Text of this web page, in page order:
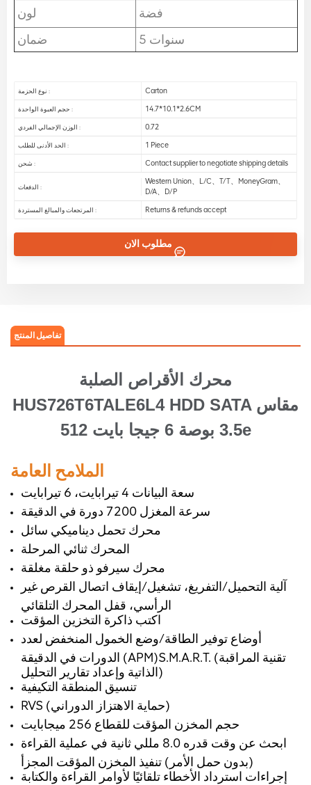
لون فضة
ضمان 5 سنوات
نوع الحزمة : Carton
حجم العبوة الواحدة : 14.7*10.1*2.6CM
الوزن الإجمالي الفردي : 0.72
الحد الأدنى للطلب : 1 Piece
شحن : Contact supplier to negotiate shipping details
الدفعات :
Western Union、L/C、T/T、MoneyGram、
D/A、D/P
المرتجعات والمبالغ المستردة : Returns & refunds accept
مطلوب الان
تفاصيل المنتج
محرك الأقراص الصلبة
HUS726T6TALE6L4 HDD SATA مقاس
3.5 بوصة 6 جيجا بايت 512e
الملامح العامة
سعة البيانات 4 تيرابايت، 6 تيرابايت
سرعة المغزل 7200 دورة في الدقيقة
محرك تحمل ديناميكي سائل
المحرك ثنائي المرحلة
محرك سيرفو ذو حلقة مغلقة
آلية التحميل/التفريغ، تشغيل/إيقاف اتصال القرص غير
الرأسي، قفل المحرك التلقائي
اكتب ذاكرة التخزين المؤقت
أوضاع توفير الطاقة/وضع الخمول المنخفض لعدد
الدورات في الدقيقة (APM)S.M.A.R.T. (تقنية المراقبة
الذاتية وإعداد تقارير التحليل)
تنسيق المنطقة التكيفية
RVS (حماية الاهتزاز الدوراني)
حجم المخزن المؤقت للقطاع 256 ميجابايت
ابحث عن وقت قدره 8.0 مللي ثانية في عملية القراءة
(بدون حمل الأمر) تنفيذ المخزن المؤقت المجزأ
إجراءات استرداد الأخطاء تلقائيًا لأوامر القراءة والكتابة